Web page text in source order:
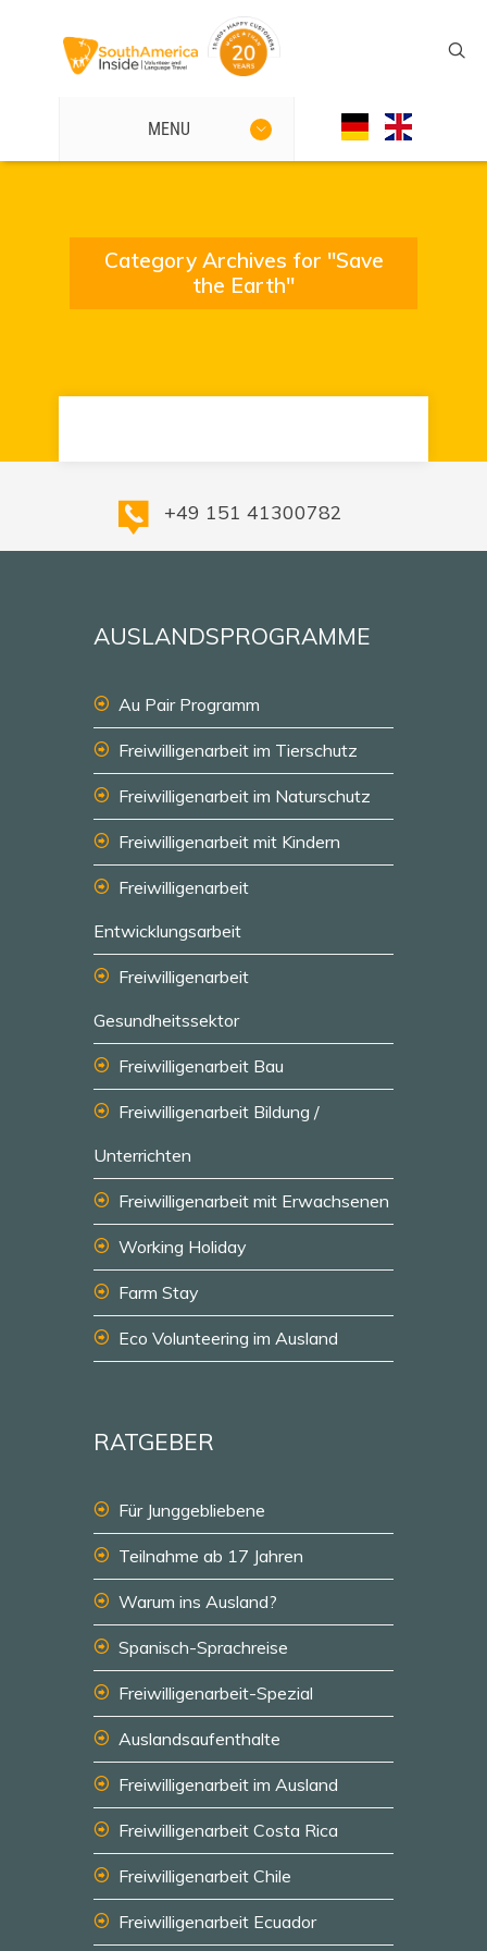
MENU
Category Archives for "Save
the Earth"
+49 151 41300782
AUSLANDSPROGRAMME
Au Pair Programm
Freiwilligenarbeit im Tierschutz
Freiwilligenarbeit im Naturschutz
Freiwilligenarbeit mit Kindern
Freiwilligenarbeit
Entwicklungsarbeit
Freiwilligenarbeit
Gesundheitssektor
Freiwilligenarbeit Bau
Freiwilligenarbeit Bildung /
Unterrichten
Freiwilligenarbeit mit Erwachsenen
Working Holiday
Farm Stay
Eco Volunteering im Ausland
RATGEBER
Für Junggebliebene
Teilnahme ab 17 Jahren
Warum ins Ausland?
Spanisch-Sprachreise
Freiwilligenarbeit-Spezial
Auslandsaufenthalte
Freiwilligenarbeit im Ausland
Freiwilligenarbeit Costa Rica
Freiwilligenarbeit Chile
Freiwilligenarbeit Ecuador